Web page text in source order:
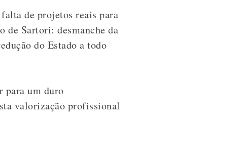
de projetos reais para
de Sartori: desmanche da
do Estado a todo
para um duro
valorização profissional